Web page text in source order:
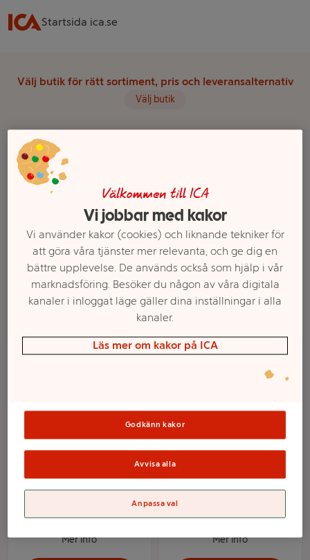
Startsida ica.se
Välj butik för rätt sortiment, pris och leveransalternativ
Välj butik
Startsida Färdigmat & Såser
Färsk hollandaisesås
Ett exempel på onlinesortiment visas.
Färsk hollandaisesås
Filter
Hollandaise original
Mer info
Hollandaisesås
Mer info
Välkommen till ICA
Vi jobbar med kakor
Vi använder kakor (cookies) och liknande tekniker för
att göra våra tjänster mer relevanta, och ge dig en
bättre upplevelse. De används också som hjälp i vår
marknadsföring. Besöker du någon av våra digitala
kanaler i inloggat läge gäller dina inställningar i alla
kanaler.
Läs mer om kakor på ICA
Godkänn kakor
Avvisa alla
Anpassa val